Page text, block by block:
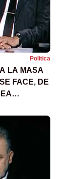
Politica
LA MASA
FACE, DE